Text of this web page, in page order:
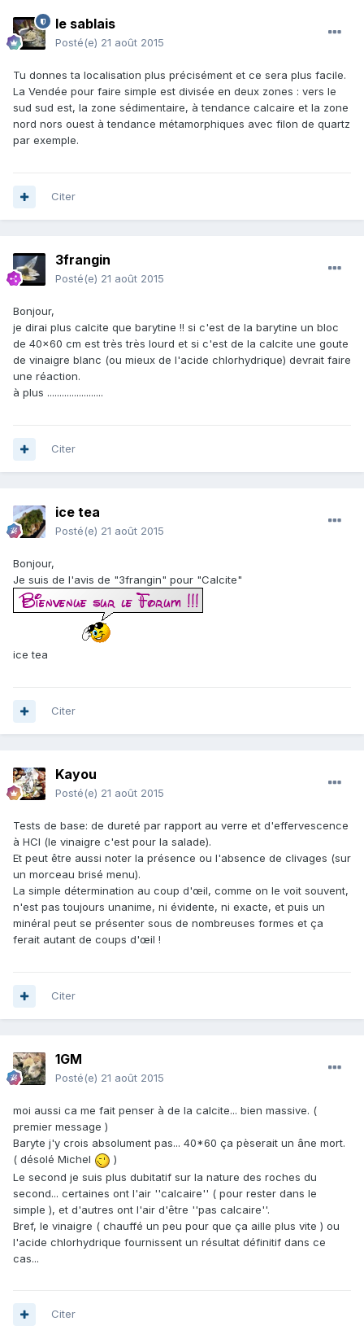
le sablais
Posté(e) 21 août 2015
Tu donnes ta localisation plus précisément et ce sera plus facile.
La Vendée pour faire simple est divisée en deux zones : vers le
sud sud est, la zone sédimentaire, à tendance calcaire et la zone
nord nors ouest à tendance métamorphiques avec filon de quartz
par exemple.
Citer
3frangin
Posté(e) 21 août 2015
Bonjour,
je dirai plus calcite que barytine !! si c'est de la barytine un bloc
de 40x60 cm est très très lourd et si c'est de la calcite une goute
de vinaigre blanc (ou mieux de l'acide chlorhydrique) devrait faire
une réaction.
à plus .......................
Citer
ice tea
Posté(e) 21 août 2015
Bonjour,
Je suis de l'avis de "3frangin" pour "Calcite"
ice tea
Citer
Kayou
Posté(e) 21 août 2015
Tests de base: de dureté par rapport au verre et d'effervescence
à HCl (le vinaigre c'est pour la salade).
Et peut être aussi noter la présence ou l'absence de clivages (sur
un morceau brisé menu).
La simple détermination au coup d'œil, comme on le voit souvent,
n'est pas toujours unanime, ni évidente, ni exacte, et puis un
minéral peut se présenter sous de nombreuses formes et ça
ferait autant de coups d'œil !
Citer
1GM
Posté(e) 21 août 2015
moi aussi ca me fait penser à de la calcite... bien massive. (
premier message )
Baryte j'y crois absolument pas... 40*60 ça pèserait un âne mort.
( désolé Michel
)
Le second je suis plus dubitatif sur la nature des roches du
second... certaines ont l'air ''calcaire'' ( pour rester dans le
simple ), et d'autres ont l'air d'être ''pas calcaire''.
Bref, le vinaigre ( chauffé un peu pour que ça aille plus vite ) ou
l'acide chlorhydrique fournissent un résultat définitif dans ce
cas...
Citer